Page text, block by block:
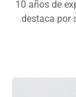
10 años de
destaca por